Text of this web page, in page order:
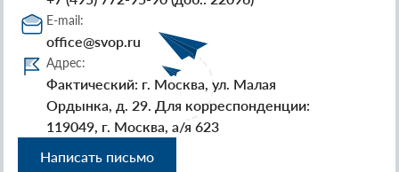
E-mail:
office@svop.ru
Адрес:
Фактический: г. Москва, ул. Малая
Ордынка, д. 29. Для корреспонденции:
119049, г. Москва, а/я 623
Написать письмо